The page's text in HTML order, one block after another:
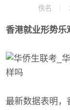
佚名
香港就业形势乐
最新数据表明，